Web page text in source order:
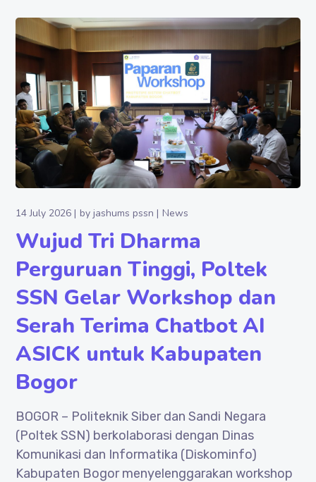
14 July 2026 by jashums pssn News
Wujud Tri Dharma
Perguruan Tinggi, Poltek
SSN Gelar Workshop dan
Serah Terima Chatbot AI
ASICK untuk Kabupaten
Bogor
BOGOR – Politeknik Siber dan Sandi Negara
(Poltek SSN) berkolaborasi dengan Dinas
Komunikasi dan Informatika (Diskominfo)
Kabupaten Bogor menyelenggarakan workshop